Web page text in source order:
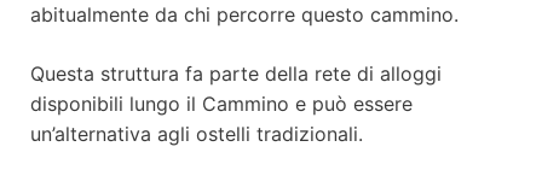
abitualmente da chi percorre questo cammino.
Questa struttura fa parte della rete di alloggi
disponibili lungo il Cammino e può essere
un’alternativa agli ostelli tradizionali.